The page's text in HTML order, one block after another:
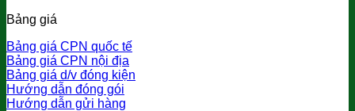
Bảng giá
Bảng giá CPN quốc tế
Bảng giá CPN nội địa
Bảng giá d/v đóng kiện
Hướng dẫn đóng gói
Hướng dẫn gửi hàng